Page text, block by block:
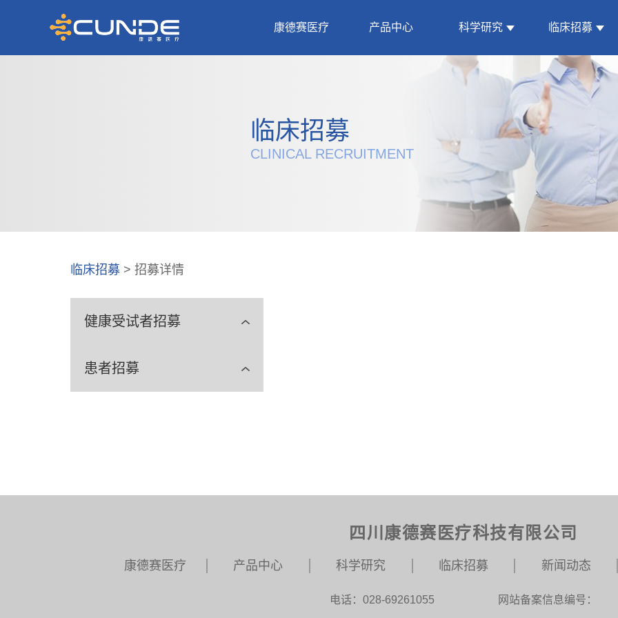
康德赛医疗 产品中心 科学研究 临床招募
临床招募
CLINICAL RECRUITMENT
临床招募 > 招募详情
健康受试者招募
患者招募
四川康德赛医疗科技有限公司
康德赛医疗 产品中心 科学研究 临床招募 新闻动态
电话：028-69261055 网站备案信息编号：